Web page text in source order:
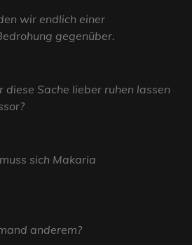
wir endlich einer
gegenüber.
Sache lieber ruhen lassen
sich Makaria
anderem?